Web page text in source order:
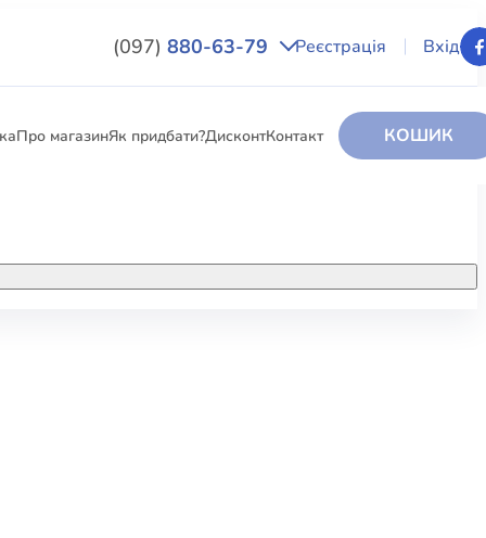
(097) 880-63-79 Реєстрація Вхід
Про магазинЯк придбати?ДисконтКонтакт КОШИК